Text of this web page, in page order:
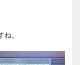
。